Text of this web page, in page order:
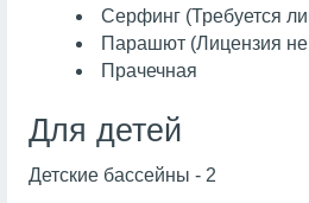
Серфинг (Требуется
Парашют (Лицензия не
Прачечная
Для детей
Детские бассейны - 2